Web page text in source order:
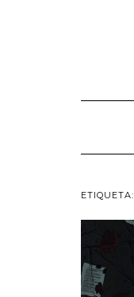
ETIQUETA: